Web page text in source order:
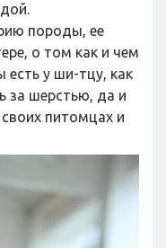
породы, ее
о том как и чем
есть у ши-тцу, как
за шерстью, да и
питомцах и